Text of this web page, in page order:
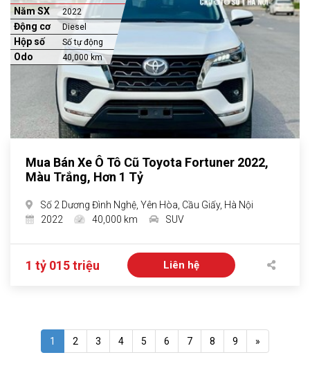
Năm SX 2022
Động cơ Diesel
Hộp số Số tự động
Odo 40,000 km
Mua Bán Xe Ô Tô Cũ Toyota Fortuner 2022,
Màu Trắng, Hơn 1 Tỷ
Số 2 Dương Đình Nghệ, Yên Hòa, Cầu Giấy, Hà Nội
2022
40,000 km SUV
1 tỷ 015 triệu Liên hệ
1 2 3 4 5 6 7 8 9 »